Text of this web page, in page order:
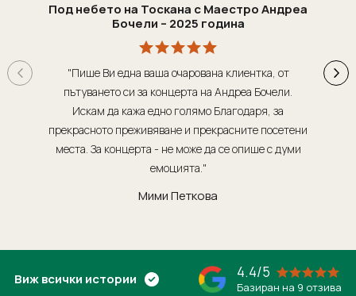
Под небето на Тоскана с Маестро Андреа
Бочели – 2025 година
"Пише Ви една ваша очарована клиентка, от
пътуването си за концерта на Андреа Бочели.
Искам да кажа едно голямо Благодаря, за
прекрасното преживяване и прекрасните посетени
места. За концерта - не може да се опише с думи
емоцията."
Мими Петкова
Виж всички истории 4.4/5
Базиран на 9 отзива